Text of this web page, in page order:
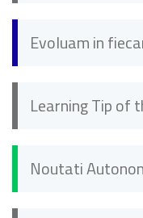
Evoluam in
Learning Tip of
Noutati